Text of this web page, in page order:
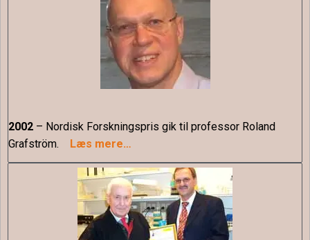
2002 – Nordisk Forskningspris gik til professor Roland
Grafström.
Læs mere…